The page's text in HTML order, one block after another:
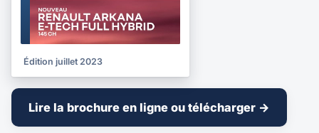
BROCHURE
2023
Édition juillet 2023
Lire la brochure en ligne ou télécharger →